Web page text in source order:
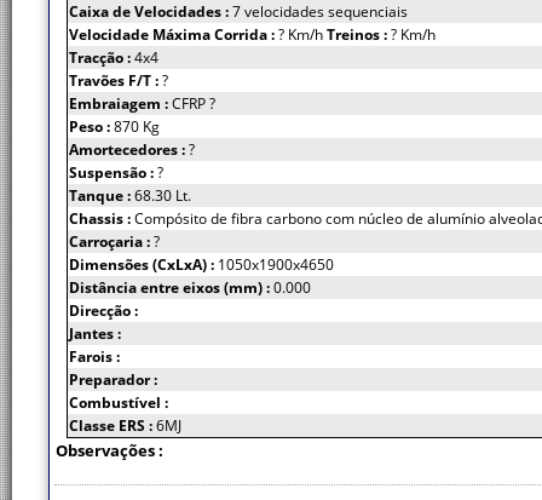
Caixa de Velocidades :7 velocidades sequenciais
Velocidade Máxima Corrida :? Km/hTreinos :? Km/h
Tracção :4x4
Travões F/T :?
Embraiagem :CFRP ?
Peso :870 Kg
Amortecedores :?
Suspensão :?
Tanque :68.30 Lt.
Chassis :Compósito de fibra carbono com núcleo de alumínio
Carroçaria :?
Dimensões (CxLxA) : 1050x1900x4650
Distância entre eixos (mm) :0.000
Direcção :
Jantes :
Farois :
Preparador :
Combustível :
Classe ERS :6MJ
Observações :